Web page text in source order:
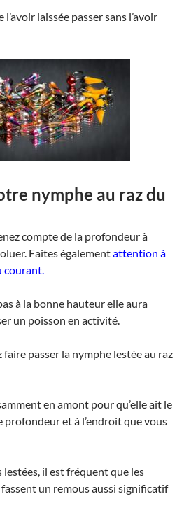
laissée passer sans l’avoir
nymphe au raz du
compte de la profondeur à
Faites égalementattention à
courant.
à la bonne hauteur elle aura
un poisson en activité.
passer la nymphe lestée au raz
en amont pour qu’elle ait le
profondeur et à l’endroit que vous
il est fréquent que les
un remous aussi significatif